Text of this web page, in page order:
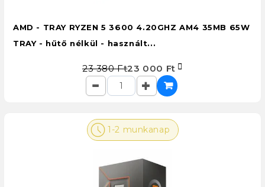
AMD - TRAY RYZEN 5 3600 4.20GHZ AM4 35MB 65W
TRAY - hűtő nélkül - használt...
23 380 Ft23 000 Ft
1-2 munkanap